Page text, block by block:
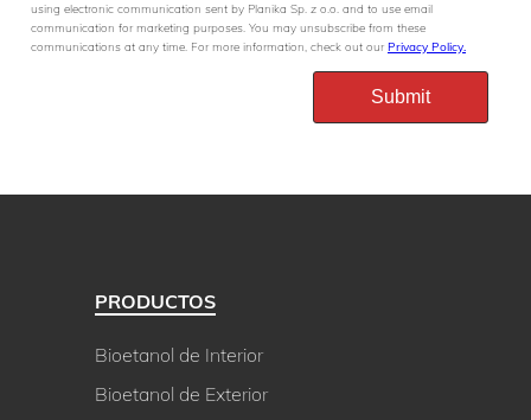
using electronic communication sent by Planika Sp. z o.o. and to use email
communication for marketing purposes. You may unsubscribe from these
communications at any time. For more information, check out our Privacy Policy.
PRODUCTOS
Bioetanol de Interior
Bioetanol de Exterior